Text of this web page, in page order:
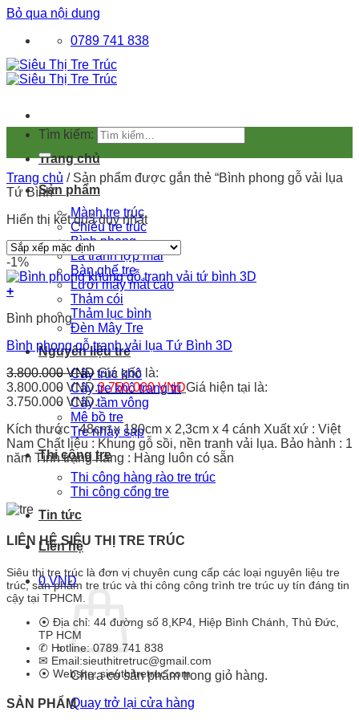
Bỏ qua nội dung
0789 741 838
Trang chủ
Sản phẩm
Mành tre trúc
Chiếu tre trúc
Bình phong
Lá tranh lợp mái
Bàn ghế tre
Lưới mây mắt cáo
Thảm cói
Thảm lục bình
Đèn Mây Tre
Nguyên liệu tre
Cây trúc khô
Cây tre khô trang trí
Cây tầm vông
Mê bồ tre
Tre nhảy sạp
Thi công tre
Thi công hàng rào tre trúc
Thi công cổng tre
Tin tức
Liên hệ
0VND
Chưa có sản phẩm trong giỏ hàng.
Quay trở lại cửa hàng
Tìm kiếm:
Trang chủ /Sản phẩm được gắn thẻ “Bình phong gỗ vải lụa
Tứ Bình”
Hiển thị kết quả duy nhất
-1%
+
Bình phong
Bình phong gỗ tranh vải lụa Tứ Bình 3D
3.800.000VND Giá gốc là:
3.800.000 VND.3.750.000VNDGiá hiện tại là:
3.750.000 VND.
Kích thước : 48cm x 180cm x 2,3cm x 4 cánh Xuất xứ : Việt
Nam Chất liệu : Khung gỗ sồi, nền tranh vải lụa. Bảo hành : 1
năm Tình trạng hàng : Hàng luôn có sẵn
LIÊN HỆ SIÊU THỊ TRE TRÚC
Siêu thị tre trúc là đơn vị chuyên cung cấp các loại nguyên liệu tre
trúc, sản phẩm tre trúc và thi công công trình tre trúc uy tín đáng tin
cậy tại TPHCM.
⦿ Địa chỉ: 44 đường số 8,KP4, Hiệp Bình Chánh, Thủ Đức,
TP HCM
✆ Hotline: 0789 741 838
✉ Email:sieuthitretruc@gmail.com
⦿ Website: sieuthitretruc.com
SẢN PHẨM